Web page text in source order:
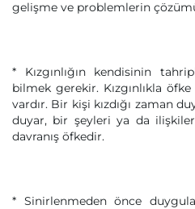
gelişme ve problemlerin
* Kızgınlığın kendisinin
bilmek gerekir. Kızgınlıkla
vardır. Bir kişi kızdığı zaman
duyar, bir şeyleri ya da
davranış öfkedir.
* Sinirlenmeden önce